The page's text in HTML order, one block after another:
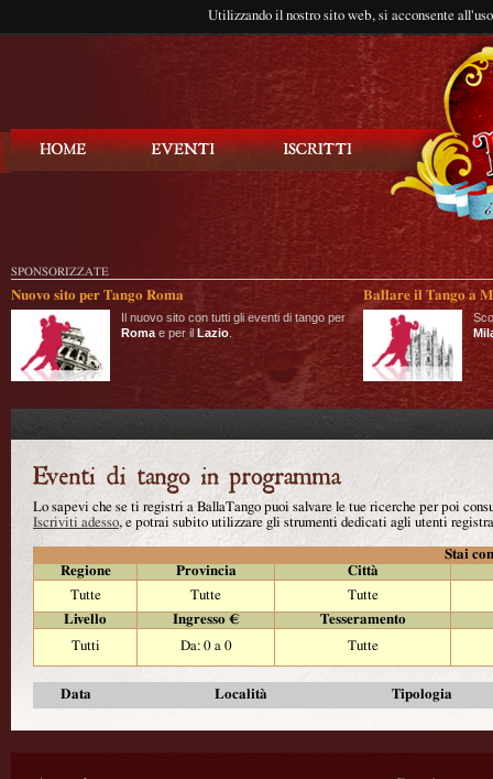
Utilizzando il nostro sito web, si acconsente
SPONSORIZZATE
Nuovo sito per Tango Roma
Il nuovo sito con tutti gli eventi di tango per
Roma e per il Lazio
Ballare il Tango a
Lo sapevi che se ti registri a BallaTango puoi salvare le tue ricerche per poi
Iscriviti adesso, e potrai subito utilizzare gli strumenti dedicati agli utenti
Stai
Regione
Provincia
Città
Tutte
Tutte
Tutte
Livello
Ingresso €
Tesseramento
Tutti
Da: 0 a 0 Tutte
Data Località Tipologia